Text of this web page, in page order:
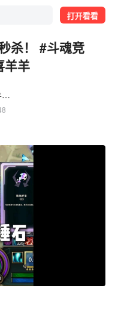
打开看看
杀！ #斗魂竞
羊羊
狂暴喜羊羊8o3i